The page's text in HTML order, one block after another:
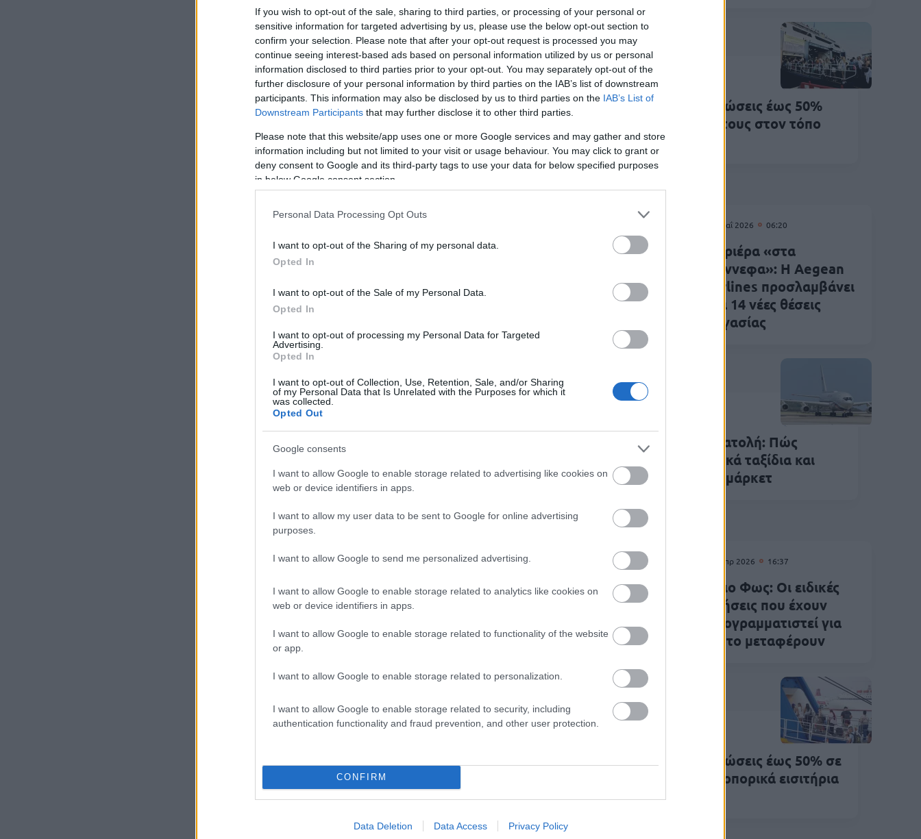
If you wish to opt-out of the sale, sharing to third parties, or processing of your personal or
sensitive information for targeted advertising by us, please use the below opt-out section to
confirm your selection. Please note that after your opt-out request is processed you may
continue seeing interest-based ads based on personal information utilized by us or personal
information disclosed to third parties prior to your opt-out. You may separately opt-out of the
further disclosure of your personal information by third parties on the IAB’s list of downstream
participants. This information may also be disclosed by us to third parties on the IAB’s List of
Downstream Participants that may further disclose it to other third parties.
Please note that this website/app uses one or more Google services and may gather and store
information including but not limited to your visit or usage behaviour. You may click to grant or
deny consent to Google and its third-party tags to use your data for below specified purposes
in below Google consent section.
Personal Data Processing Opt Outs
I want to opt-out of the Sharing of my personal data.
Opted In
I want to opt-out of the Sale of my Personal Data.
Opted In
I want to opt-out of processing my Personal Data for Targeted
Advertising.
Opted In
I want to opt-out of Collection, Use, Retention, Sale, and/or Sharing
of my Personal Data that Is Unrelated with the Purposes for which it
was collected.
Opted Out
Google consents
I want to allow Google to enable storage related to advertising like cookies on
web or device identifiers in apps.
I want to allow my user data to be sent to Google for online advertising
purposes.
I want to allow Google to send me personalized advertising.
I want to allow Google to enable storage related to analytics like cookies on
web or device identifiers in apps.
I want to allow Google to enable storage related to functionality of the website
or app.
I want to allow Google to enable storage related to personalization.
I want to allow Google to enable storage related to security, including
authentication functionality and fraud prevention, and other user protection.
CONFIRM
Data Deletion Data Access Privacy Policy
26 Ιουν 2026 05:30
Aegean Airlines: Νέες θέσεις
εργασίας - Οι ειδικότητες
09 Ιουν 2026
Αναπληρωτές: Εκπτώσεις έως 50%
για την επιστροφή τους στον τόπο
παραμονής
Αναπληρωτές
εκπαιδευτικοί: Με
έκπτωση έως 50% σε
ακτοπλοϊκά και
Ευκαιρίες καριέρας
στην Sky Express και
28 Μαΐ 2026 06:20
Καριέρα «στα
σύννεφα»: Η Aegean
Airlines προσλαμβάνει
για 14 νέες θέσεις
εργασίας
26 Απρ 2026
Aegean Airlines: Νέες ευκαιρίες
Κρίση στη Μέση Ανατολή: Πώς
επηρεάζει αεροπορικά ταξίδια και
αγορές στο σούπερ μάρκετ
23 Απρ 2026 06:20
Τράπεζα Eurobank:
Υβριδικές θέσεις
ειδικότητες
10 Απρ 2026
Άγιο Φως 2026: Πώς
θα φτάσει σε όλη την
09 Απρ 2026 16:37
Άγιο Φως: Οι ειδικές
πτήσεις που έχουν
προγραμματιστεί για
να το μεταφέρουν
– Πληρότητα έως 80% σε πλοία και
αεροπλάνα
Αναπληρωτές: Εκπτώσεις έως 50% σε
ακτοπλοϊκά και αεροπορικά εισιτήρια
για το Πάσχα